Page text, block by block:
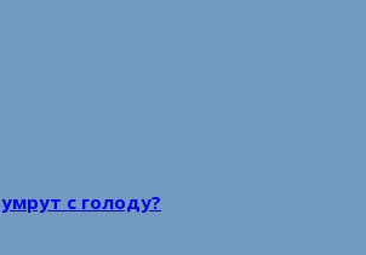
с голоду?